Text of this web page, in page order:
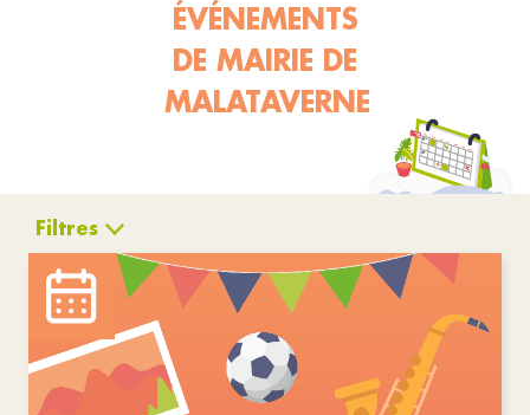
ÉVÉNEMENTS
DE MAIRIE DE
MALATAVERNE
Filtres
Culture Animations Cérémonies
Réinitialiser les filtres